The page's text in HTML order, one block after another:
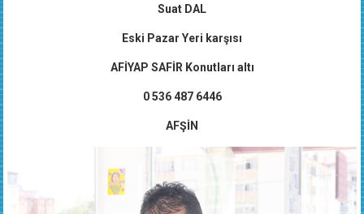
Suat DAL
Eski Pazar Yeri karşısı
AFİYAP SAFİR Konutları altı
0 536 487 6446
AFŞİN